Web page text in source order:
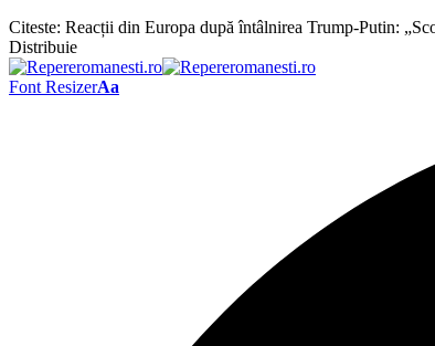
Citeste: Reacții din Europa după întâlnirea Trump-Putin:
Distribuie
Font ResizerAa